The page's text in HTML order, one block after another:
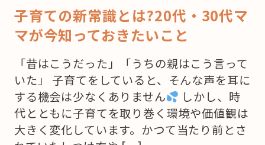
子育ての新常識とは?20代・30代マ
マが今知っておきたいこと
「昔はこうだった」「うちの親はこう言って
いた」 子育てをしていると、そんな声を耳に
する機会は少なくありません
しかし、時
代とともに子育てを取り巻く環境や価値観は
大きく変化しています。かつて当たり前とさ